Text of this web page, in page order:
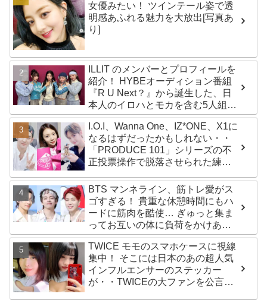
女優みたい！ ツインテール姿で透
明感あふれる魅力を大放出[写真あ
り]
ILLIT のメンバーとプロフィールを
紹介！ HYBEオーディション番組
『R U Next？』から誕生した、日
本人のイロハとモカを含む5人組ガ
ールズグループ！ デビュー曲
「Magnetic」がいきなりの大ヒッ
ト
I.O.I、Wanna One、IZ*ONE、X1に
なるはずだったかもしれない・・
「PRODUCE 101」シリーズの不
正投票操作で脱落させられた練習
BTS マンネライン、筋トレ愛がス
ゴすぎる！ 貴重な休憩時間にもハ
ードに筋肉を酷使… ぎゅっと集ま
ってお互いの体に負荷をかけあう
３人のトレーニング風景がかわい
すぎるとファンくぎづけ
TWICE モモのスマホケースに視線
集中！ そこには日本のあの超人気
インフルエンサーのステッカー
が・・TWICEの大ファンを公言す